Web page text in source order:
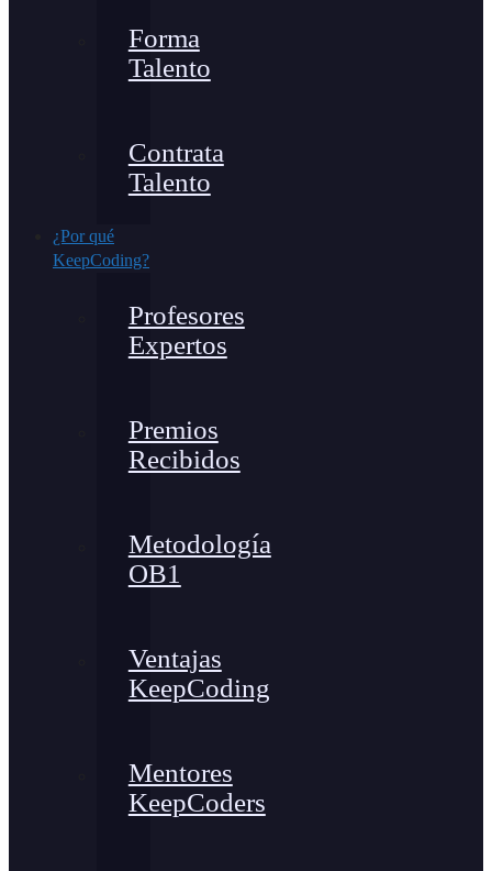
Forma
Talento
Contrata
Talento
¿Por qué
KeepCoding?
Profesores
Expertos
Premios
Recibidos
Metodología
OB1
Ventajas
KeepCoding
Mentores
KeepCoders